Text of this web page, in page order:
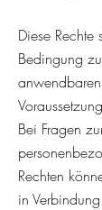
Diese Rechte
Bedingung
Bei Fragen
Rechten
in